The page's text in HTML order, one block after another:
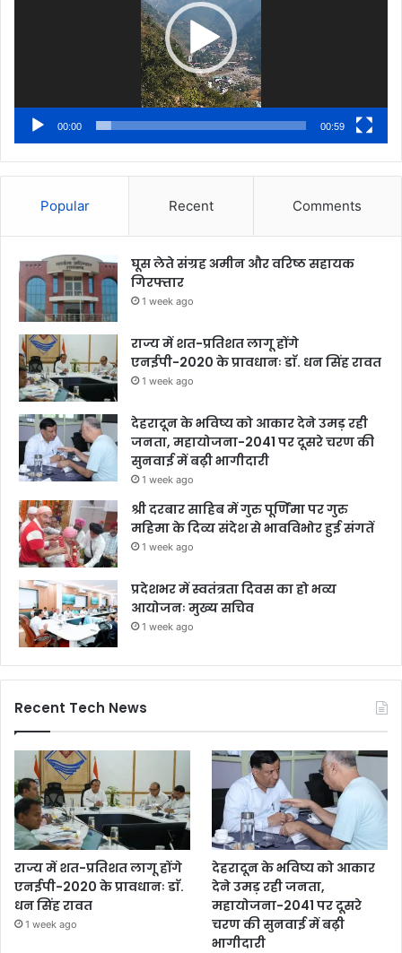
00:00 00:59
Popular Recent Comments
घूस लेते संग्रह अमीन और वरिष्ठ सहायक
गिरफ्तार
1 week ago
राज्य में शत-प्रतिशत लागू होंगे
एनईपी-2020 के प्रावधानः डाॅ. धन सिंह रावत
1 week ago
देहरादून के भविष्य को आकार देने उमड़ रही
जनता, महायोजना-2041 पर दूसरे चरण की
सुनवाई में बढ़ी भागीदारी
1 week ago
श्री दरबार साहिब में गुरु पूर्णिमा पर गुरु
महिमा के दिव्य संदेश से भावविभोर हुई संगतें
1 week ago
प्रदेशभर में स्वतंत्रता दिवस का हो भव्य
आयोजनः मुख्य सचिव
1 week ago
Recent Tech News
राज्य में शत-प्रतिशत लागू होंगे
एनईपी-2020 के प्रावधानः डाॅ.
धन सिंह रावत
1 week ago
देहरादून के भविष्य को आकार
देने उमड़ रही जनता,
महायोजना-2041 पर दूसरे
चरण की सुनवाई में बढ़ी
भागीदारी